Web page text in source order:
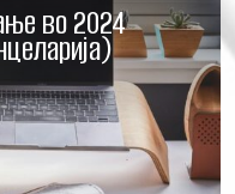
во 2024